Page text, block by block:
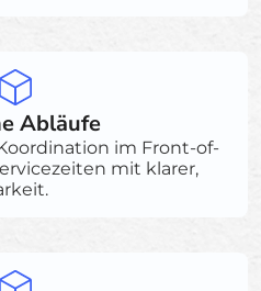
Abläufe
im Front-of-
mit klarer,